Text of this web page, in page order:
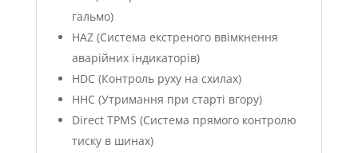
гальмо)
HAZ (Система екстреного ввімкнення
аварійних індикаторів)
HDC (Контроль руху на схилах)
HHC (Утримання при старті вгору)
Direct TPMS (Система прямого контролю
тиску в шинах)